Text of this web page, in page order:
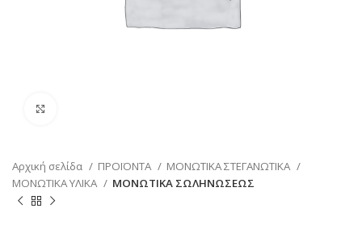
Αρχική σελίδα ΠΡΟΪΟΝΤΑ
ΜΟΝΩΤΙΚΑ ΣΤΕΓΑΝΩΤΙΚΑ
ΜΟΝΩΤΙΚΑ ΥΛΙΚΑ
ΜΟΝΩΤΙΚΑ ΣΩΛΗΝΩΣΕΩΣ